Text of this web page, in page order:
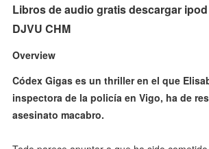
Libros de audio gratis descargar ipod
DJVU CHM
Overview
Códex Gigas es un thriller en el que
inspectora de la policía en Vigo, ha de
asesinato macabro.